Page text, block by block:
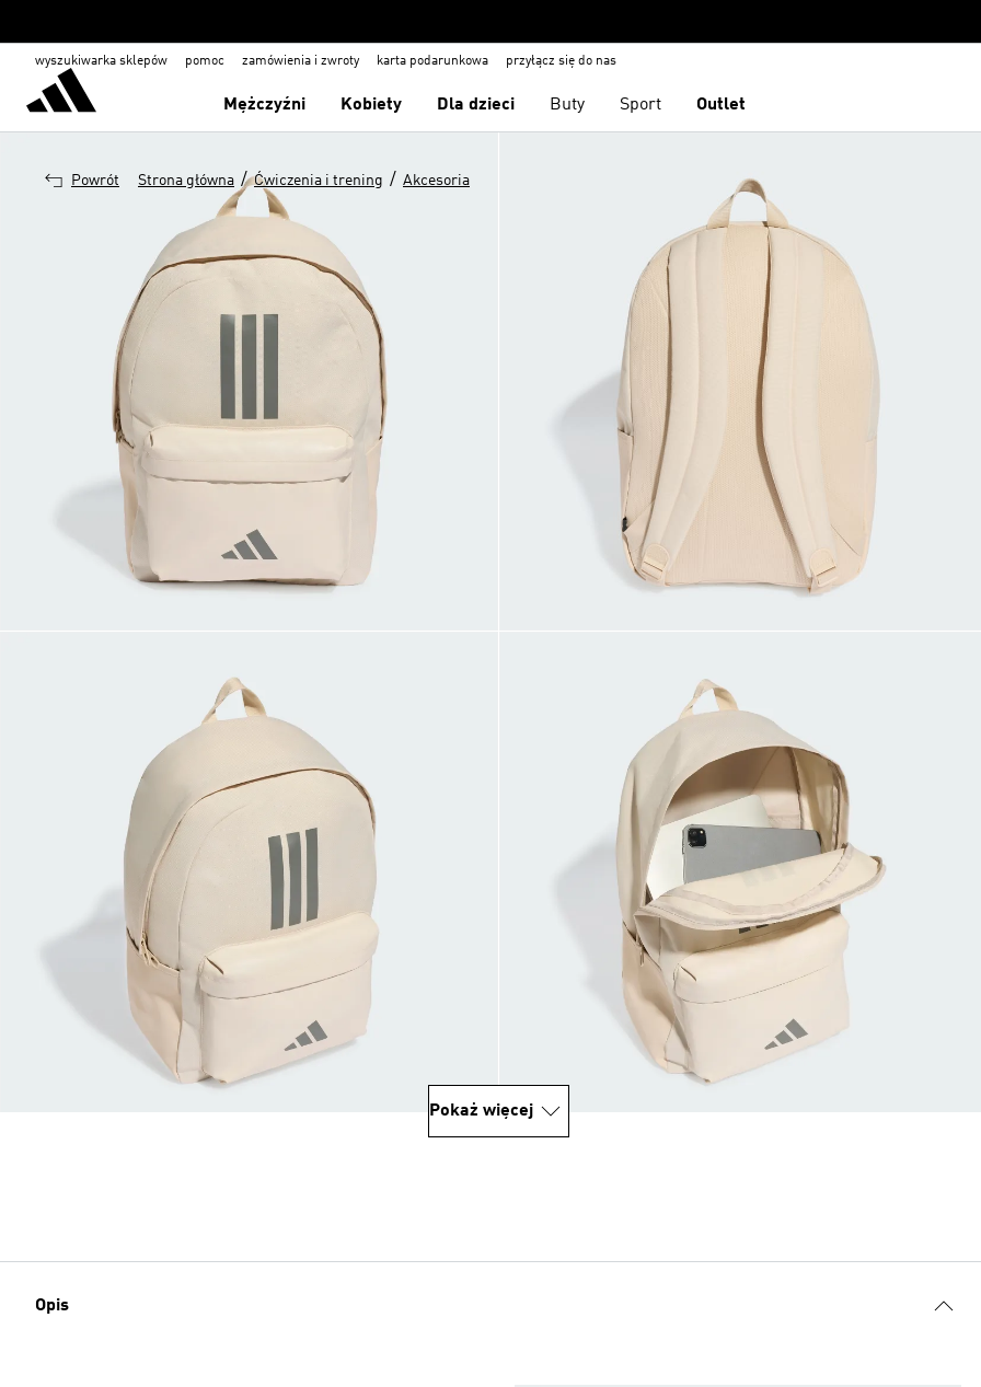
wyszukiwarka sklepów pomoc zamówienia i zwroty karta podarunkowa przyłącz się do nas
Mężczyźni Kobiety Dla dzieci Buty Sport Outlet
Powrót Strona główna / Ćwiczenia i trening / Akcesoria
Pokaż więcej
Opis